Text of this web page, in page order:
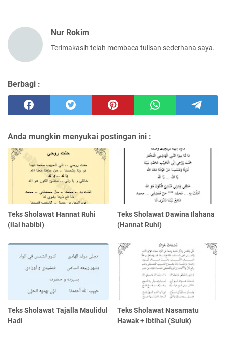
Nur Rokim
Terimakasih telah membaca tulisan sederhana saya.
Berbagi :
Anda mungkin menyukai postingan ini :
Teks Sholawat Hannat Ruhi
(ilal habibi)
Teks Sholawat Dawina Ilahana
(Hannat Ruhi)
Teks Sholawat Tajalla Maulidul
Hadi
Teks Sholawat Nasamatu
Hawak + Ibtihal (Suluk)